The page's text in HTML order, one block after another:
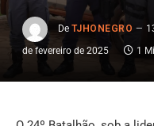
De TJHONEGRO
de fevereiro de 2025
1